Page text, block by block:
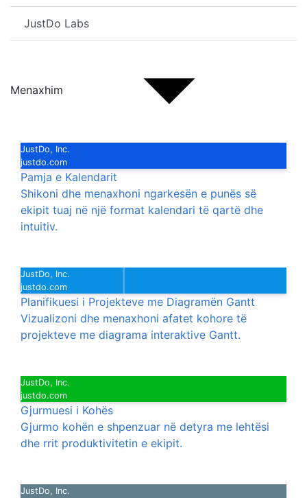
JustDo Labs
Menaxhim
JustDo, Inc.
justdo.com
Pamja e Kalendarit
Shikoni dhe menaxhoni ngarkesën e punës së
ekipit tuaj në një format kalendari të qartë dhe
intuitiv.
JustDo, Inc.
justdo.com
Planifikuesi i Projekteve me Diagramën Gantt
Vizualizoni dhe menaxhoni afatet kohore të
projekteve me diagrama interaktive Gantt.
JustDo, Inc.
justdo.com
Gjurmuesi i Kohës
Gjurmo kohën e shpenzuar në detyra me lehtësi
dhe rrit produktivitetin e ekipit.
JustDo, Inc.